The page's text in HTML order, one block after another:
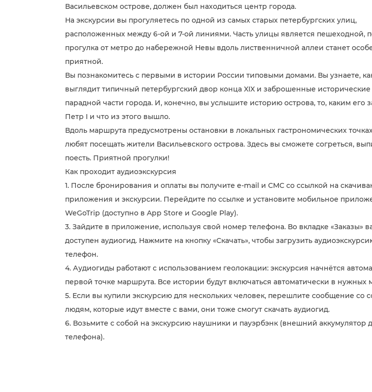
Васильевском острове, должен был находиться центр города.
На экскурсии вы прогуляетесь по одной из самых старых петербургских улиц,
расположенных между 6-ой и 7-ой линиями. Часть улицы является пешеходной,
прогулка от метро до набережной Невы вдоль лиственничной аллеи станет
приятной.
Вы познакомитесь с первыми в истории России типовыми домами. Вы узнаете,
выглядит типичный петербургский двор конца XIX и заброшенные исторические
парадной части города. И, конечно, вы услышите историю острова, то, каким его
Петр I и что из этого вышло.
Вдоль маршрута предусмотрены остановки в локальных гастрономических
любят посещать жители Васильевского острова. Здесь вы сможете согреться,
поесть. Приятной прогулки!
Как проходит аудиоэкскурсия
1. После бронирования и оплаты вы получите e-mail и СМС со ссылкой на
приложения и экскурсии. Перейдите по ссылке и установите мобильное
WeGoTrip (доступно в App Store и Google Play).
3. Зайдите в приложение, используя свой номер телефона. Во вкладке «Заказы»
доступен аудиогид. Нажмите на кнопку «Скачать», чтобы загрузить
телефон.
4. Аудиогиды работают с использованием геолокации: экскурсия начнётся
первой точке маршрута. Все истории будут включаться автоматически в нужных
5. Если вы купили экскурсию для нескольких человек, перешлите сообщение со
людям, которые идут вместе с вами, они тоже смогут скачать аудиогид.
6. Возьмите с собой на экскурсию наушники и пауэрбэнк (внешний аккумулятор
телефона).